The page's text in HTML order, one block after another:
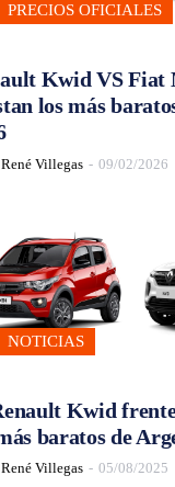
PRECIOS OFICIALES
Kwid VS Fiat
los más
René Villegas - 09/02/2026
NOTICIAS
Kwid
baratos de
René Villegas - 05/08/2025